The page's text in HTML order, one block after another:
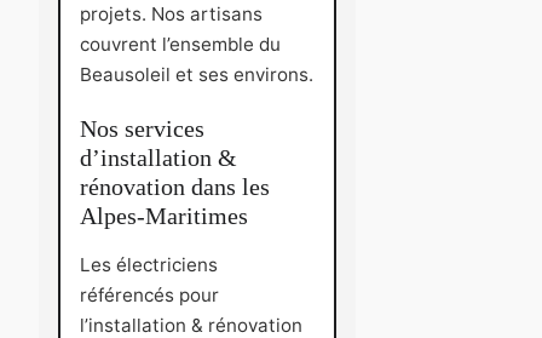
projets. Nos artisans
couvrent l’ensemble du
Beausoleil et ses environs.
Nos services
d’installation &
rénovation dans les
Alpes-Maritimes
Les électriciens
référencés pour
l’installation & rénovation